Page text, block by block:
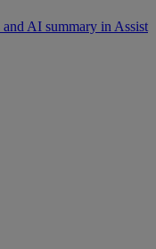
AI summary in Assist